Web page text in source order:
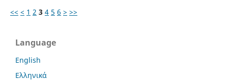
<< < 1 2 3 4 5 6 > >>
Language
English
Ελληνικά